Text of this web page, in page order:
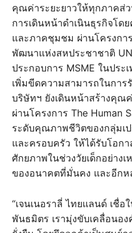
คุณค่าระยะยาวให้ทุกภาคส่
การเดินหน้าดำเนินธุรกิจโด
และภาคชุมชม ผ่านโครงกา
พัฒนาแห่งสหประชาชาติ
ประกอบการ MSME ในประ
เพิ่มขีดความสามารถในกา
บริษัทฯ ยังเดินหน้าสร้างคุณ
ผ่านโครงการ The Human
ระดับคุณภาพชีวิตของกลุ่มเป
และครอบครัว ให้ได้รับโอก
ศักยภาพในช่วงวัยเด็กอย่าง
ของอนาคตที่มั่นคง และอีกห
“เจนเนอราลี่ ไทยแลนด์ เชื่
พันธมิตร เรามุ่งขับเคลื่อนอง